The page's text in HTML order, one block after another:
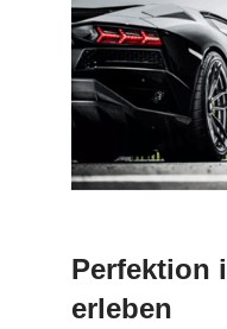
Perfektion
erleben